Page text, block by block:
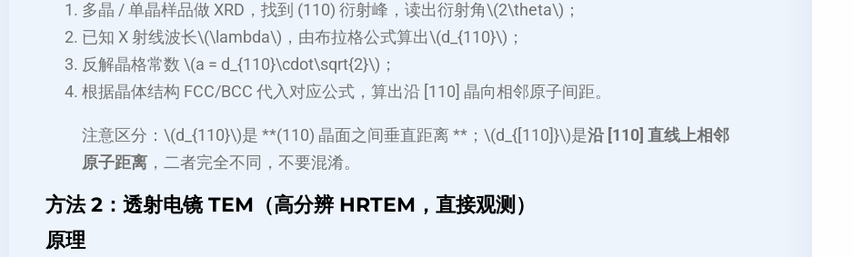
多晶 / 单晶样品做 XRD，找到 (110) 衍射峰，读出衍射角\(2\theta\)；
已知 X 射线波长\(\lambda\)，由布拉格公式算出\(d_{110}\)；
反解晶格常数 \(a = d_{110}\cdot\sqrt{2}\)；
根据晶体结构 FCC/BCC 代入对应公式，算出沿 [110] 晶向相邻原子间距。
注意区分：\(d_{110}\)是 **(110) 晶面之间垂直距离 **；\(d_{[110]}\)是沿 [110] 直线上相邻
原子距离 ，二者完全不同，不要混淆。
方法 2：透射电镜 TEM（高分辨 HRTEM，直接观测）
原理